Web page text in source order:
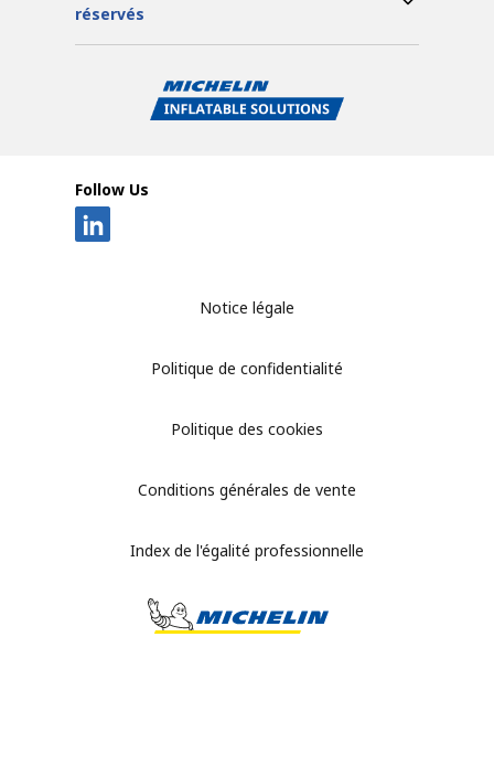
réservés
Follow Us
Notice légale
Politique de confidentialité
Politique des cookies
Conditions générales de vente
Index de l'égalité professionnelle